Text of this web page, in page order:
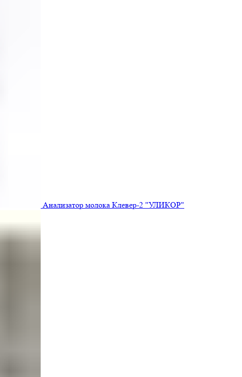
Анализатор молока Клевер-2 "УЛИКОР"